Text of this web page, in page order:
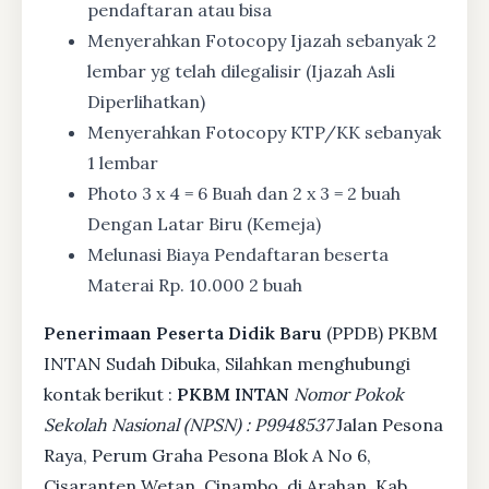
pendaftaran atau bisa
Menyerahkan Fotocopy Ijazah sebanyak 2
lembar yg telah dilegalisir (Ijazah Asli
Diperlihatkan)
Menyerahkan Fotocopy KTP/KK sebanyak
1 lembar
Photo 3 x 4 = 6 Buah dan 2 x 3 = 2 buah
Dengan Latar Biru (Kemeja)
Melunasi Biaya Pendaftaran beserta
Materai Rp. 10.000 2 buah
Penerimaan Peserta Didik Baru (PPDB) PKBM
INTAN Sudah Dibuka, Silahkan menghubungi
kontak berikut : PKBM INTAN Nomor Pokok
Sekolah Nasional (NPSN) : P9948537Jalan Pesona
Raya, Perum Graha Pesona Blok A No 6,